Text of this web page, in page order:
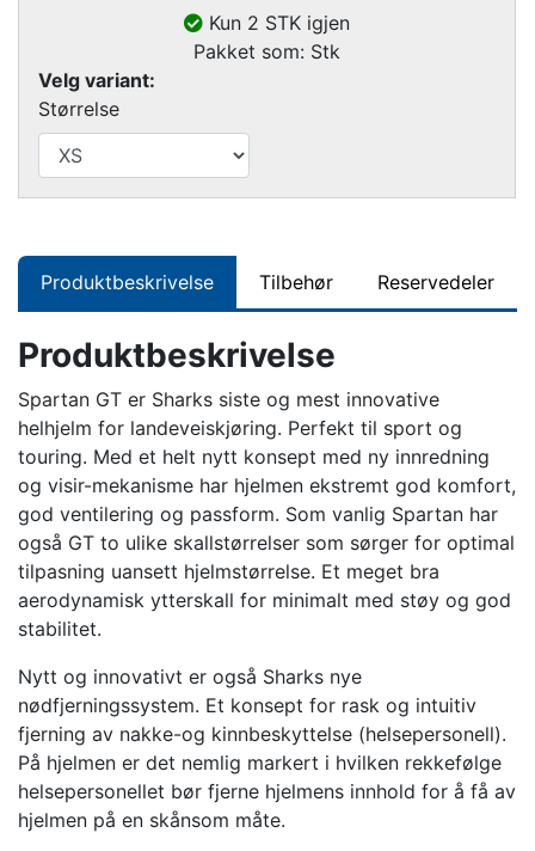
Kun 2 STK igjen
Pakket som: Stk
Velg variant:
Størrelse
Produktbeskrivelse Tilbehør Reservedeler
Produktbeskrivelse
Spartan GT er Sharks siste og mest innovative
helhjelm for landeveiskjøring. Perfekt til sport og
touring. Med et helt nytt konsept med ny innredning
og visir-mekanisme har hjelmen ekstremt god komfort,
god ventilering og passform. Som vanlig Spartan har
også GT to ulike skallstørrelser som sørger for optimal
tilpasning uansett hjelmstørrelse. Et meget bra
aerodynamisk ytterskall for minimalt med støy og god
stabilitet.
Nytt og innovativt er også Sharks nye
nødfjerningssystem. Et konsept for rask og intuitiv
fjerning av nakke-og kinnbeskyttelse (helsepersonell).
På hjelmen er det nemlig markert i hvilken rekkefølge
helsepersonellet bør fjerne hjelmens innhold for å få av
hjelmen på en skånsom måte.